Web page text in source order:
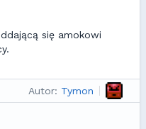
się amokowi
Autor: Tymon